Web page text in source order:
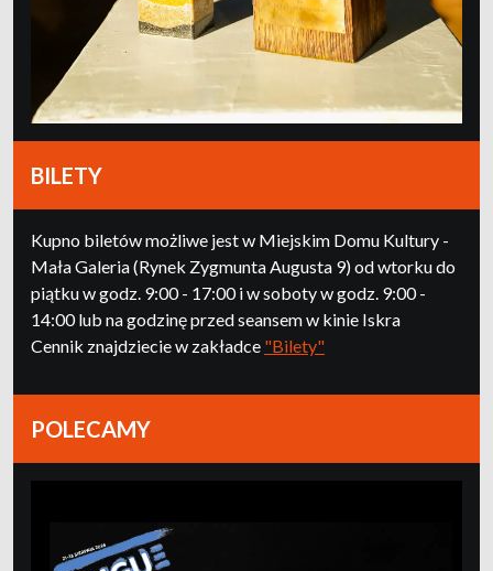
BILETY
Kupno biletów możliwe jest w Miejskim Domu Kultury -
Mała Galeria (Rynek Zygmunta Augusta 9) od wtorku do
piątku w godz. 9:00 - 17:00 i w soboty w godz. 9:00 -
14:00 lub na godzinę przed seansem w kinie Iskra
Cennik znajdziecie w zakładce "Bilety"
POLECAMY